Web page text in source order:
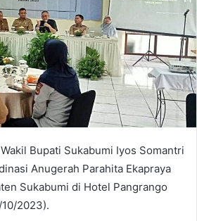
Bupati Sukabumi Iyos Somantri
Anugerah Parahita Ekapraya
Sukabumi di Hotel Pangrango
2023).